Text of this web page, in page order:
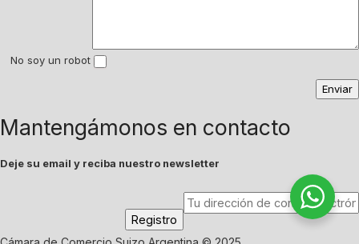
No soy un robot
Mantengámonos en contacto
Deje su email y reciba nuestro newsletter